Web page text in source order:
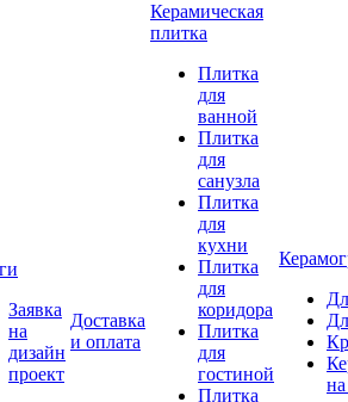
Заявка
на
дизайн
проект
Доставка
и оплата
Керамическая
плитка
Плитка
для
ванной
Плитка
для
санузла
Плитка
для
кухни
Плитка
для
коридора
Плитка
для
гостиной
Плитка